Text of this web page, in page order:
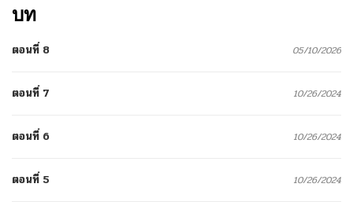
บท
ตอนที่ 8 05/10/2026
ตอนที่ 7 10/26/2024
ตอนที่ 6 10/26/2024
ตอนที่ 5 10/26/2024